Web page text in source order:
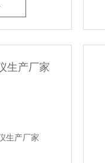
生产厂家